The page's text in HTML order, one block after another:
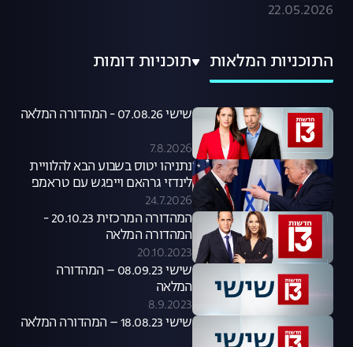
22.05.2026
התוכניות המלאות תוכניות דומות
שישי 07.08.26 - המהדורה המלאה
7.8.2026
נתניהו יטוס בשבוע הבא להלוויית
לינדזי גרהאם וייפגש עם טראמפ
24.7.2026
המהדורה המרכזית 20.10.23 -
המהדורה המלאה
20.10.2023
שישי 08.09.23 – המהדורה
המלאה
8.9.2023
שישי 18.08.23 – המהדורה המלאה